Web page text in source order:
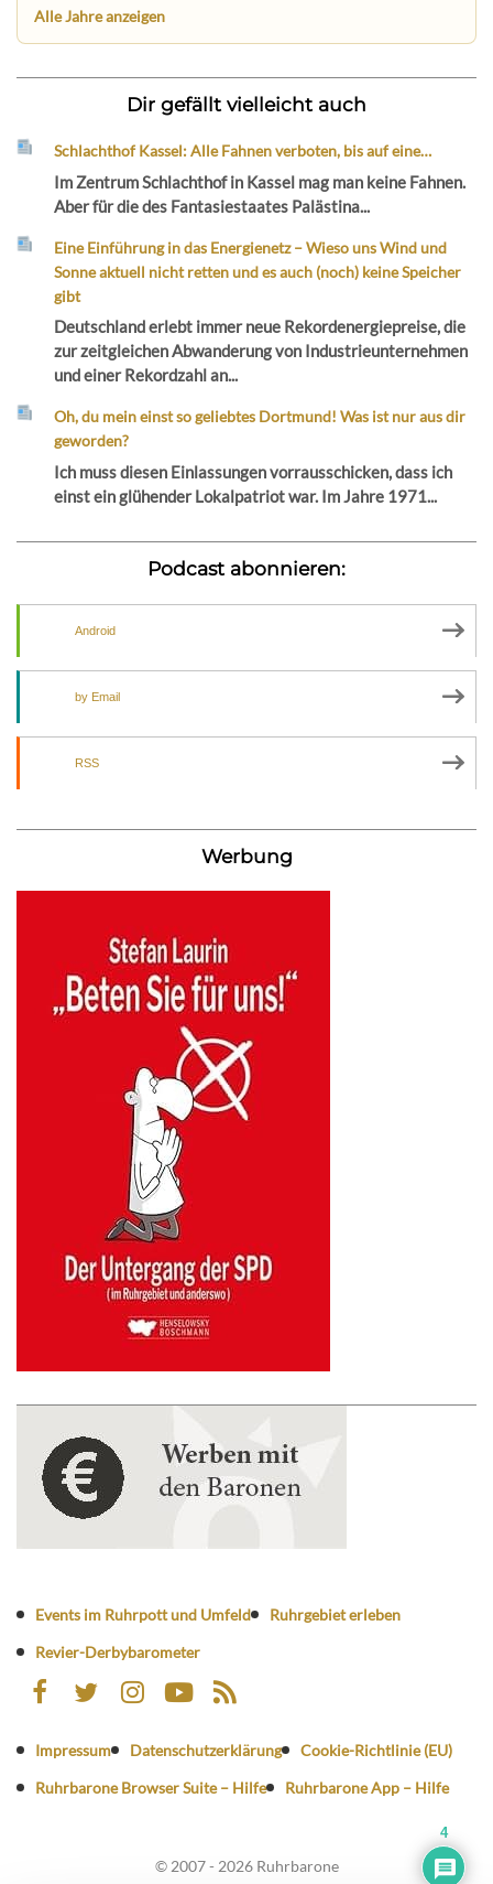
Alle Jahre anzeigen
Dir gefällt vielleicht auch
Schlachthof Kassel: Alle Fahnen verboten, bis auf eine…
Im Zentrum Schlachthof in Kassel mag man keine Fahnen.
Aber für die des Fantasiestaates Palästina...
Eine Einführung in das Energienetz – Wieso uns Wind und
Sonne aktuell nicht retten und es auch (noch) keine Speicher
gibt
Deutschland erlebt immer neue Rekordenergiepreise, die
zur zeitgleichen Abwanderung von Industrieunternehmen
und einer Rekordzahl an...
Oh, du mein einst so geliebtes Dortmund! Was ist nur aus dir
geworden?
Ich muss diesen Einlassungen vorrausschicken, dass ich
einst ein glühender Lokalpatriot war. Im Jahre 1971...
Podcast abonnieren:
Android
by Email
RSS
Werbung
Events im Ruhrpott und Umfeld
Ruhrgebiet erleben
Revier-Derbybarometer
Impressum Datenschutzerklärung
Cookie-Richtlinie (EU)
Ruhrbarone Browser Suite – Hilfe
Ruhrbarone App – Hilfe
© 2007 - 2026 Ruhrbarone
4